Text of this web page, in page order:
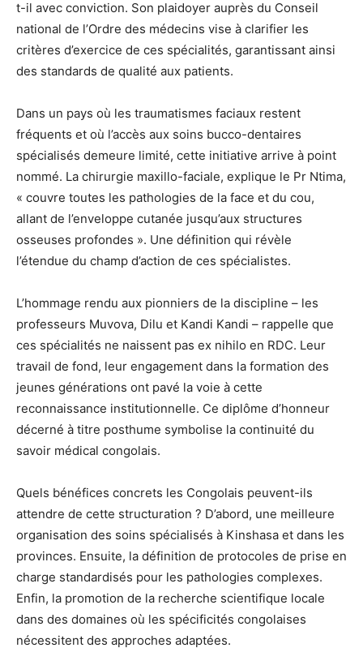
t-il avec conviction. Son plaidoyer auprès du Conseil
national de l’Ordre des médecins vise à clarifier les
critères d’exercice de ces spécialités, garantissant ainsi
des standards de qualité aux patients.
Dans un pays où les traumatismes faciaux restent
fréquents et où l’accès aux soins bucco-dentaires
spécialisés demeure limité, cette initiative arrive à point
nommé. La chirurgie maxillo-faciale, explique le Pr Ntima,
« couvre toutes les pathologies de la face et du cou,
allant de l’enveloppe cutanée jusqu’aux structures
osseuses profondes ». Une définition qui révèle
l’étendue du champ d’action de ces spécialistes.
L’hommage rendu aux pionniers de la discipline – les
professeurs Muvova, Dilu et Kandi Kandi – rappelle que
ces spécialités ne naissent pas ex nihilo en RDC. Leur
travail de fond, leur engagement dans la formation des
jeunes générations ont pavé la voie à cette
reconnaissance institutionnelle. Ce diplôme d’honneur
décerné à titre posthume symbolise la continuité du
savoir médical congolais.
Quels bénéfices concrets les Congolais peuvent-ils
attendre de cette structuration ? D’abord, une meilleure
organisation des soins spécialisés à Kinshasa et dans les
provinces. Ensuite, la définition de protocoles de prise en
charge standardisés pour les pathologies complexes.
Enfin, la promotion de la recherche scientifique locale
dans des domaines où les spécificités congolaises
nécessitent des approches adaptées.